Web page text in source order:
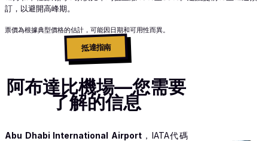
訂，以避開高峰期。
票價為根據典型價格的估計，可能因日期和可用性而異。
抵達指南
阿布達比機場—您需要
了解的信息
Abu Dhabi International Airport，IATA代碼